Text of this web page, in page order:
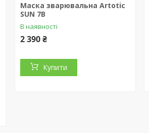
Маска зварювальна Artotic
SUN 7B
В наявності
2 390 ₴
Купити